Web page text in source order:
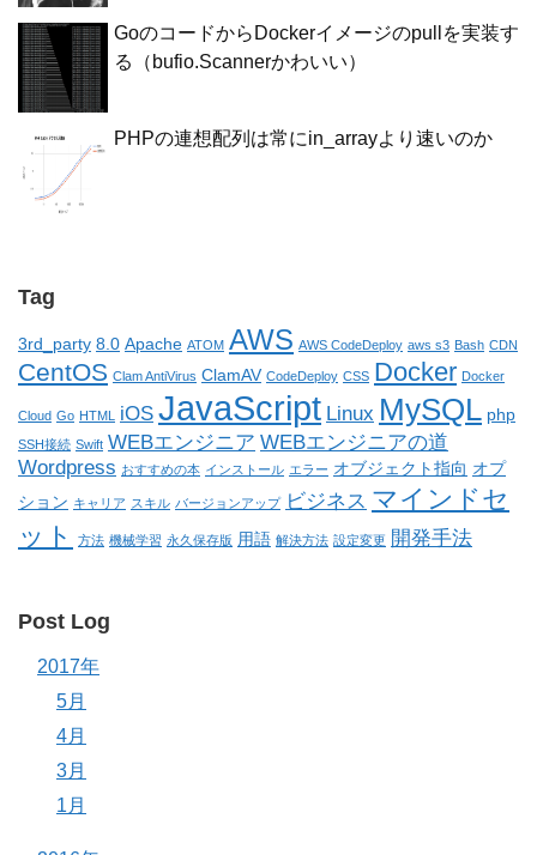
GoのコードからDockerイメージのpullを実装す
る（bufio.Scannerかわいい）
PHPの連想配列は常にin_arrayより速いのか
Tag
3rd_party 8.0 Apache ATOM AWS AWS CodeDeploy aws s3 Bash CDN
CentOS Clam AntiVirus ClamAV CodeDeploy CSS Docker Docker
Cloud Go HTML iOS JavaScript Linux MySQL php
SSH接続 Swift WEBエンジニア WEBエンジニアの道
Wordpress おすすめの本 インストール エラー オブジェクト指向 オプ
ション キャリア スキル バージョンアップ ビジネス マインドセ
ット
方法 機械学習 永久保存版 用語 解決方法 設定変更 開発手法
Post Log
2017年
5月
4月
3月
1月